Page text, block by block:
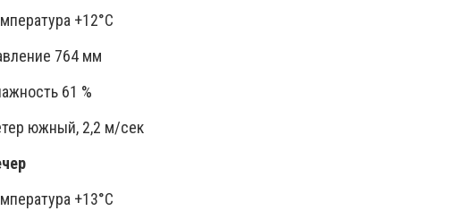
+12°C
764 мм
61 %
южный, 2,2 м/сек
+13°C